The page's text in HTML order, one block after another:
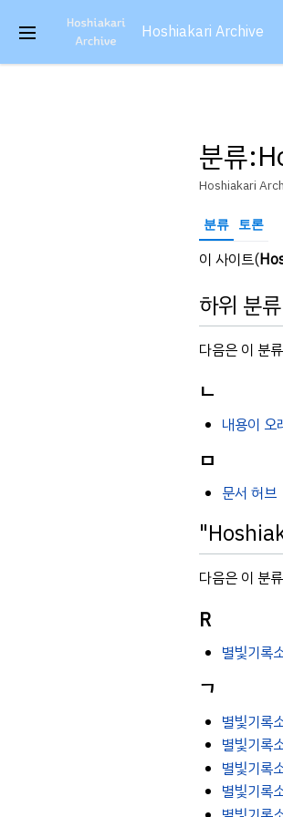
Hoshiakari Archive
분류:
Hoshiakari
분류 토론
이 사이트(
하위 분류
다음은 이 분
ㄴ
내용이 오
ㅁ
문서 허브
다음은 이 분
R
별빛기록
ㄱ
별빛기록
별빛기록
별빛기록
별빛기록